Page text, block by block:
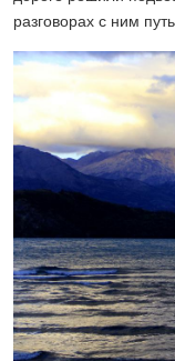
разговорах с ним